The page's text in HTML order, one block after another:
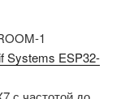
1
Systems ESP32-